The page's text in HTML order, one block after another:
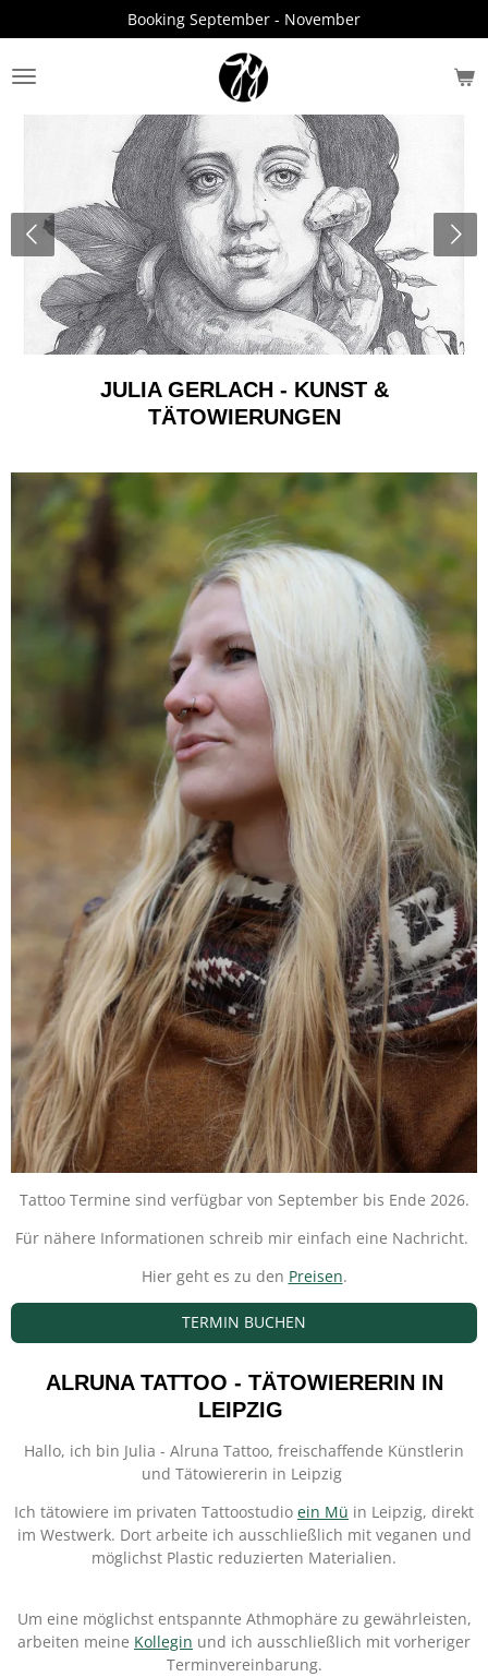
Hauptinhalt
springen
Booking September - November
JULIA GERLACH - KUNST &
TÄTOWIERUNGEN
Tattoo Termine sind verfügbar von September bis Ende 2026.
Für nähere Informationen schreib mir einfach eine Nachricht.
Hier geht es zu den Preisen.
TERMIN BUCHEN
ALRUNA TATTOO - TÄTOWIERERIN IN
LEIPZIG
Hallo, ich bin Julia - Alruna Tattoo, freischaffende Künstlerin
und Tätowiererin in Leipzig
Ich tätowiere im privaten Tattoostudio ein Mü in Leipzig, direkt
im Westwerk. Dort arbeite ich ausschließlich mit veganen und
möglichst Plastic reduzierten Materialien.
Um eine möglichst entspannte Athmophäre zu gewährleisten,
arbeiten meine Kollegin und ich ausschließlich mit vorheriger
Terminvereinbarung.